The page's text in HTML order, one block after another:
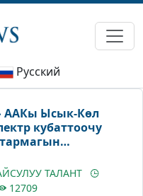
Русский
ААКы Ысык-Көл
кубаттоочу
ТАЛАНТ
12709